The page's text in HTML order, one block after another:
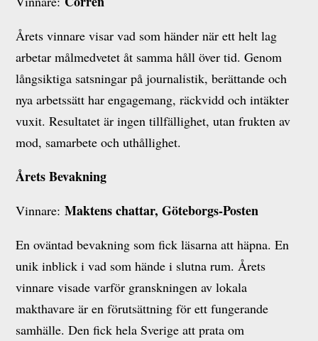
Årets vinnare visar vad som händer när ett helt lag
arbetar målmedvetet åt samma håll över tid. Genom
långsiktiga satsningar på journalistik, berättande och
nya arbetssätt har engagemang, räckvidd och intäkter
vuxit. Resultatet är ingen tillfällighet, utan frukten av
mod, samarbete och uthållighet.
Årets Bevakning
Vinnare:Maktens chattar, Göteborgs-Posten
En oväntad bevakning som fick läsarna att häpna. En
unik inblick i vad som hände i slutna rum. Årets
vinnare visade varför granskningen av lokala
makthavare är en förutsättning för ett fungerande
samhälle. Den fick hela Sverige att prata om